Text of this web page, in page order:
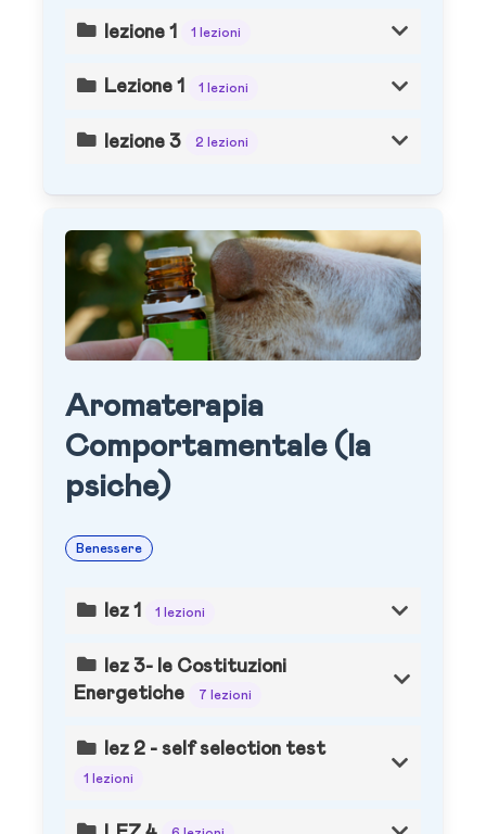
lezione 1 1 lezioni
Lezione 1 1 lezioni
lezione 3 2 lezioni
Aromaterapia
Comportamentale (la
psiche)
Benessere
lez 1 1 lezioni
lez 3- le Costituzioni
Energetiche
7 lezioni
lez 2 - self selection test
1 lezioni